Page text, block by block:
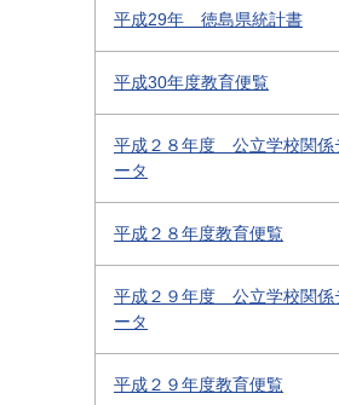
平成29年 徳島県統計書
平成30年度教育便覧
平成２８年度 公立学校関係
ータ
平成２８年度教育便覧
平成２９年度 公立学校関係
ータ
平成２９年度教育便覧